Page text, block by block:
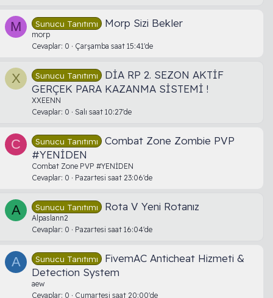
M Sunucu Tanıtımı Morp Sizi Bekler
morp
Cevaplar 0 Çarşamba saat 15:41'de
X Sunucu Tanıtımı
DİA RP 2. SEZON AKTİF
GERÇEK PARA KAZANMA SİSTEMİ !
XXEENN
Cevaplar 0 Salı saat 10:27'de
C Sunucu Tanıtımı
Combat Zone Zombie PVP
#YENİDEN
Combat Zone PVP #YENİDEN
Cevaplar 0 Pazartesi saat 23:06'de
A Sunucu Tanıtımı Rota V Yeni Rotanız
Alpaslann2
Cevaplar 0 Pazartesi saat 16:04'de
A Sunucu Tanıtımı
FivemAC Anticheat Hizmeti &
Detection System
aew
Cevaplar 0 Cumartesi saat 20:00'de